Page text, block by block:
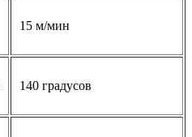
15 м/мин
140 градусов